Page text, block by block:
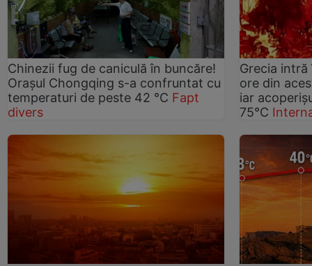
Chinezii fug de caniculă în buncăre!
Orașul Chongqing s-a confruntat cu
temperaturi de peste 42 °C Fapt
divers
Grecia
ore din
iar
75°C